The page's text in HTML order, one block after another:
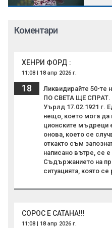
Коментари
ХЕНРИ ФОРД :
11:08 | 18 апр 2026 г.
18
Ликвидирайте 50-те
ПО СВЕТА ЩЕ СПРАТ.
Уърлд 17.02.1921 г.
нещо, което мога да
ционските мъдреци
онова, което се
откакто съм
написано вътре, се
Съдържанието на
ситуацията, която
СОРОС Е САТАНА!!!
11:08 | 18 апр 2026 г.